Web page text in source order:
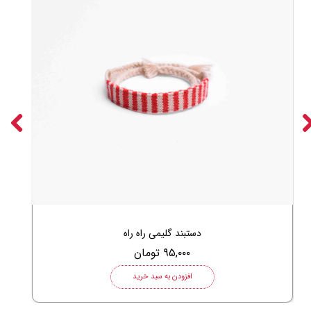
دستبند گلیمی راه راه
۹۵,۰۰۰ تومان
افزودن به سبد خرید